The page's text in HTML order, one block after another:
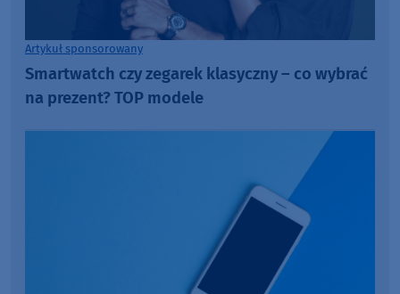
Artykuł sponsorowany
Smartwatch czy zegarek klasyczny – co wybrać
na prezent? TOP modele